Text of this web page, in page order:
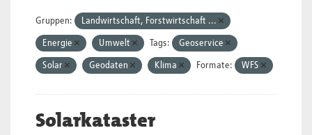
Gruppen: Landwirtschaft, Forstwirtschaft ...
Energie Umwelt Tags: Geoservice
Solar Geodaten Klima Formate: WFS
Solarkataster